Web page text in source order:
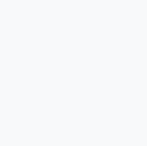
제휴사로 등록하면 여
있습니다. 이 플랫폼은
더 많은 수수료를 받을
Tradedoubler를 통한
에 직접 연락할 수 있는